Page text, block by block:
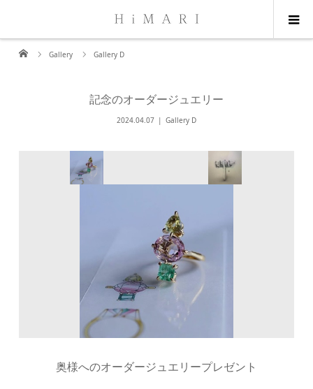
Gallery Gallery D
記念のオーダージュエリー
2024.04.07 Gallery D
奥様へのオーダージュエリープレゼント